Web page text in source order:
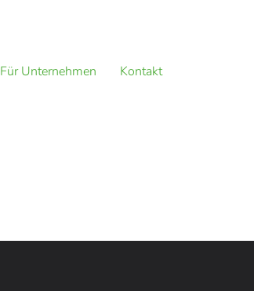
Für Unternehmen Kontakt